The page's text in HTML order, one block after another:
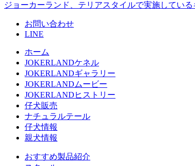
ジョーカーランド、テリアスタイルで実施してい
お問い合わせ
LINE
ホーム
JOKERLANDケネル
JOKERLANDギャラリー
JOKERLANDムービー
JOKERLANDヒストリー
仔犬販売
ナチュラルテール
仔犬情報
親犬情報
おすすめ製品紹介